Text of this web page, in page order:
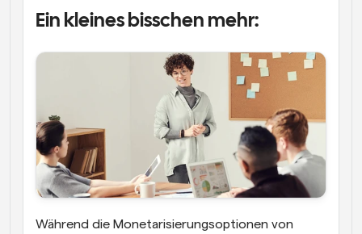
Ein kleines bisschen mehr:
Während die Monetarisierungsoptionen von